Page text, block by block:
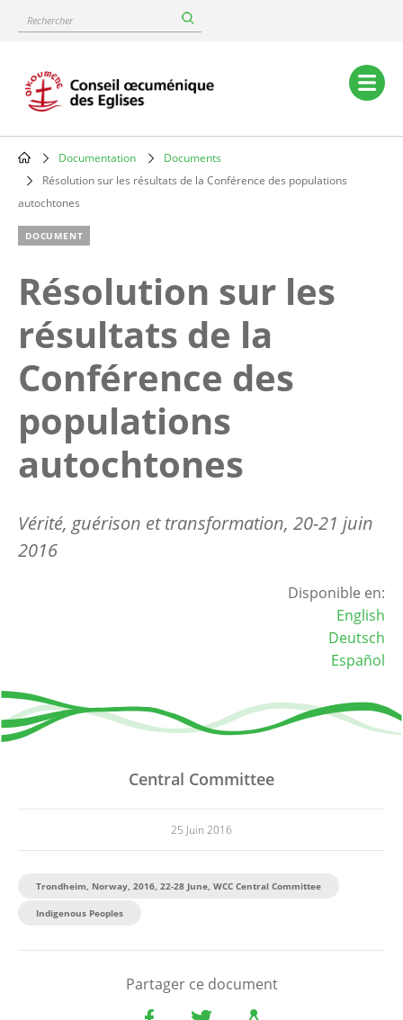
content
Rechercher
Main
navigation
Breadcrumb
Documentation
Documents
Résolution sur les résultats de la Conférence des populations
autochtones
DOCUMENT
Résolution sur les
résultats de la
Conférence des
populations
autochtones
Vérité, guérison et transformation, 20-21 juin
2016
Disponible en:
English
Deutsch
Español
Central Committee
25 Juin 2016
Trondheim, Norway, 2016, 22-28 June, WCC Central Committee
Indigenous Peoples
Partager ce document